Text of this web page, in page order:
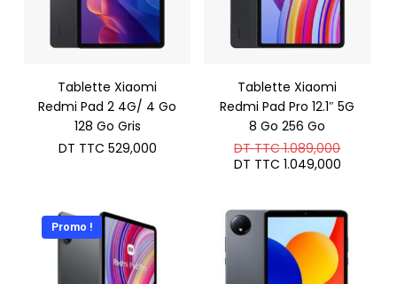
Tablette Xiaomi
Redmi Pad 2 4G/ 4 Go
128 Go Gris
DT TTC 529,000
Tablette Xiaomi
Redmi Pad Pro 12.1″ 5G
8 Go 256 Go
DT TTC1.089,000Le
prix
TTC
DT TTC 1.049,000Le
est :
DT
TTC
Promo !